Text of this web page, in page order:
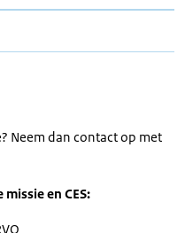
Neem dan contact op met
en CES: